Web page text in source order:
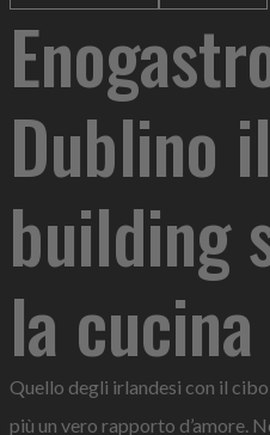
Dublino
building
la
Quello degli irlandesi con il
più un vero rapporto d’amore.